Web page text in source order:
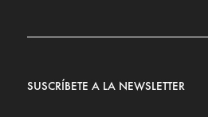
SUSCRÍBETE A LA NEWSLETTER